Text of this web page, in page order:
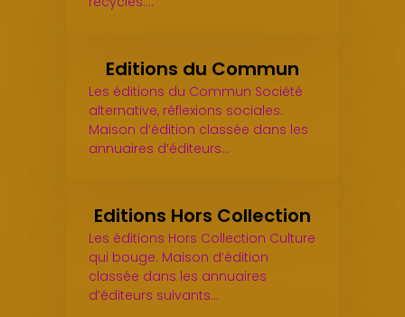
Editions du Commun
Les éditions du Commun Société
alternative, réflexions sociales.
Maison d’édition classée dans les
annuaires d’éditeurs…
Editions Hors Collection
Les éditions Hors Collection Culture
qui bouge. Maison d’édition
classée dans les annuaires
d’éditeurs suivants…